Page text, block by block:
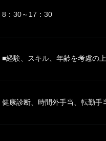
8：30～17：30
■経験、スキル、年齢を考慮の
健康診断、時間外手当、転勤